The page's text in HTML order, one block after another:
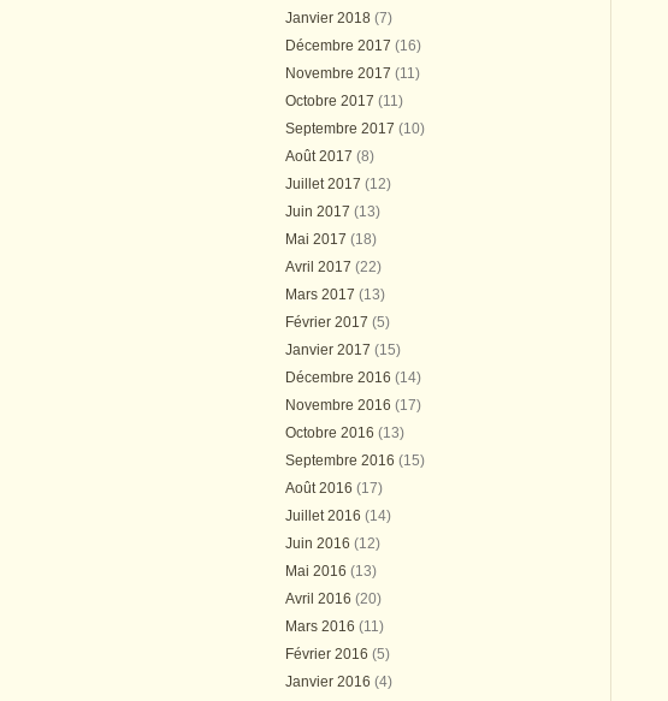
Janvier 2018 (7)
Décembre 2017 (16)
Novembre 2017 (11)
Octobre 2017 (11)
Septembre 2017 (10)
Août 2017 (8)
Juillet 2017 (12)
Juin 2017 (13)
Mai 2017 (18)
Avril 2017 (22)
Mars 2017 (13)
Février 2017 (5)
Janvier 2017 (15)
Décembre 2016 (14)
Novembre 2016 (17)
Octobre 2016 (13)
Septembre 2016 (15)
Août 2016 (17)
Juillet 2016 (14)
Juin 2016 (12)
Mai 2016 (13)
Avril 2016 (20)
Mars 2016 (11)
Février 2016 (5)
Janvier 2016 (4)